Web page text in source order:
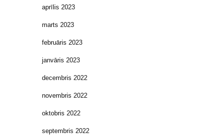
aprīlis 2023
marts 2023
februāris 2023
janvāris 2023
decembris 2022
novembris 2022
oktobris 2022
septembris 2022